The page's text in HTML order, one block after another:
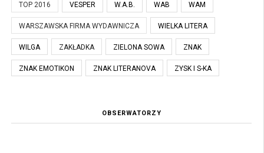
TOP 2016 VESPER W.A.B. WAB WAM
WARSZAWSKA FIRMA WYDAWNICZA WIELKA LITERA
WILGA ZAKŁADKA ZIELONA SOWA ZNAK
ZNAK EMOTIKON ZNAK LITERANOVA ZYSK I S-KA
OBSERWATORZY